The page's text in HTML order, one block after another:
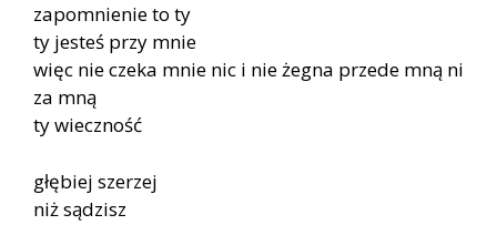
zapomnienie to ty
ty jesteś przy mnie
więc nie czeka mnie nic i nie żegna przede mną ni
za mną
ty wieczność
głębiej szerzej
niż sądzisz